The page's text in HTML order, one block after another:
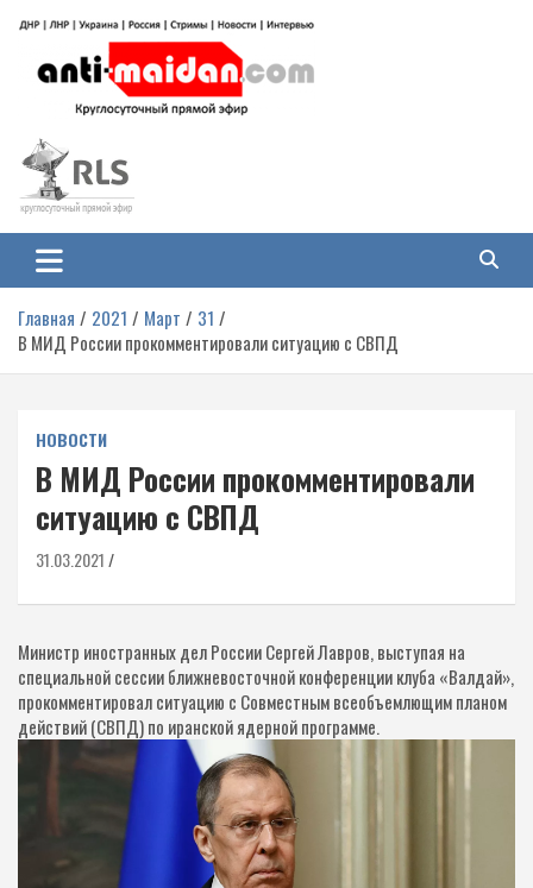
содержимому
Антимайдан: Гражданская война
на Украине
гражданской войне на Украине, включая события в Новороссии, ДНР,
ЛНР и других регионах.
Главная 2021 Март
31
В МИД России прокомментировали ситуацию с СВПД
НОВОСТИ
В МИД России прокомментировали
ситуацию с СВПД
31.03.2021
Министр иностранных дел России Сергей Лавров, выступая на
специальной сессии ближневосточной конференции клуба «Валдай»,
прокомментировал ситуацию с Совместным всеобъемлющим планом
действий (СВПД) по иранской ядерной программе.